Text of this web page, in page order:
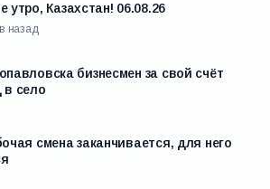
утро, Казахстан! 06.08.26
назад
бизнесмен за свой счёт
в село
смена заканчивается, для него